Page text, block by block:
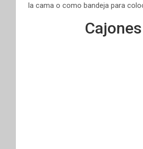
la cama o como bandeja para